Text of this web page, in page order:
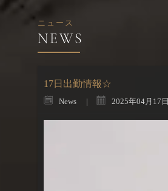
ニュース
17日出勤情報☆
News 2025年04月17日